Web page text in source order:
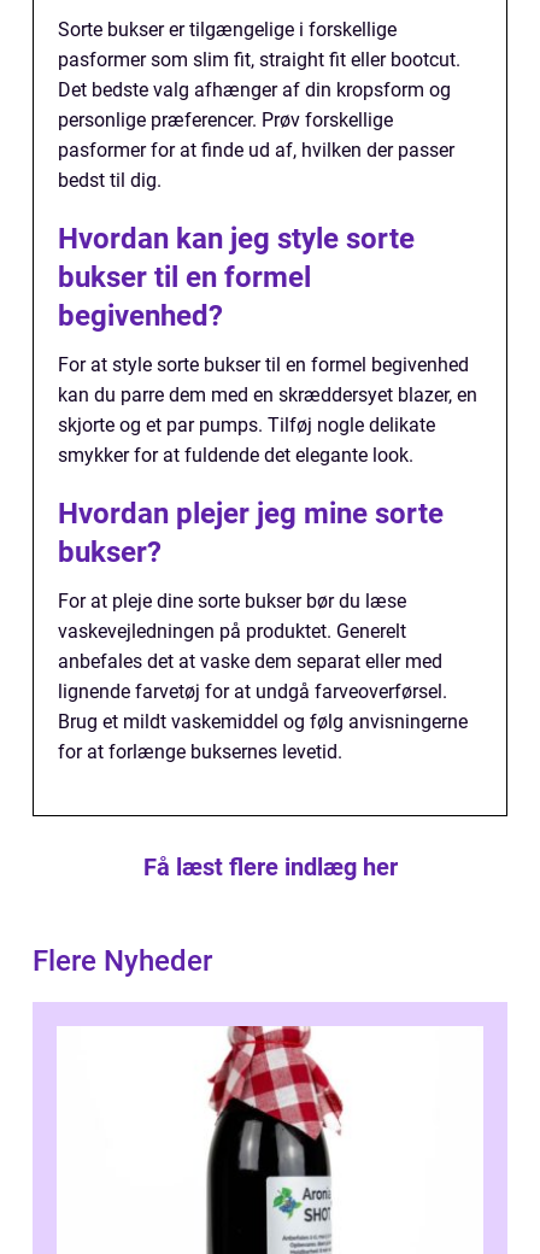
Sorte bukser er tilgængelige i forskellige
pasformer som slim fit, straight fit eller bootcut.
Det bedste valg afhænger af din kropsform og
personlige præferencer. Prøv forskellige
pasformer for at finde ud af, hvilken der passer
bedst til dig.
Hvordan kan jeg style sorte
bukser til en formel
begivenhed?
For at style sorte bukser til en formel begivenhed
kan du parre dem med en skræddersyet blazer, en
skjorte og et par pumps. Tilføj nogle delikate
smykker for at fuldende det elegante look.
Hvordan plejer jeg mine sorte
bukser?
For at pleje dine sorte bukser bør du læse
vaskevejledningen på produktet. Generelt
anbefales det at vaske dem separat eller med
lignende farvetøj for at undgå farveoverførsel.
Brug et mildt vaskemiddel og følg anvisningerne
for at forlænge buksernes levetid.
Få læst flere indlæg her
Flere Nyheder